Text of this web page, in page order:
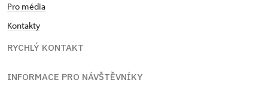
Pro média
Kontakty
RYCHLÝ KONTAKT
INFORMACE PRO NÁVŠTĚVNÍKY